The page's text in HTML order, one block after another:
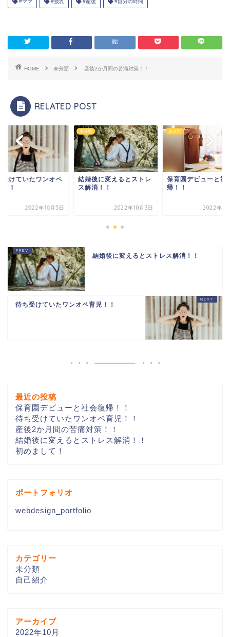
HOME 未分類 産後2か月間の苦痛対策！！
RELATED POST
受けていたワンオペ
！
2022年10月5日
未分類
結婚後に変えるとストレ
ス解消！！
2022年10月3日
未分類
保育園デビューと社
帰！！
2022年10
結婚後に変えるとストレス解消！！
待ち受けていたワンオペ育児！！
最近の投稿
保育園デビューと社会復帰！！
待ち受けていたワンオペ育児！！
産後2か月間の苦痛対策！！
結婚後に変えるとストレス解消！！
初めまして！
ポートフォリオ
webdesign_portfolio
カテゴリー
未分類
自己紹介
アーカイブ
2022年10月